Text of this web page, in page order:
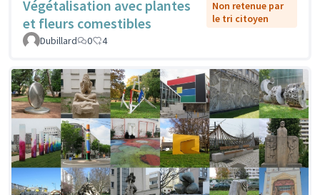
Végétalisation avec plantes
et fleurs comestibles
Non retenue par
le tri citoyen
Dubillard
0 4